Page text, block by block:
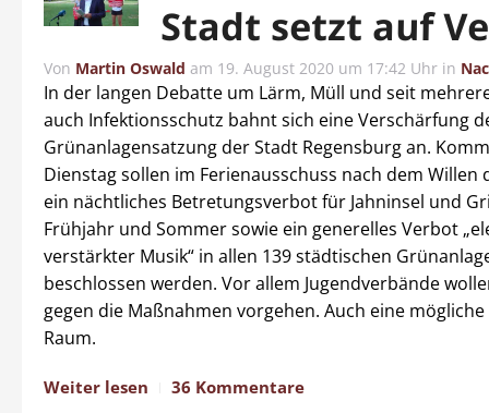
Stadt setzt auf
Von Martin Oswald am 19. August 2020 um 17:42 Uhr in
In der langen Debatte um Lärm, Müll und seit
auch Infektionsschutz bahnt sich eine Verschärfung
Grünanlagensatzung der Stadt Regensburg an.
Dienstag sollen im Ferienausschuss nach dem Willen
ein nächtliches Betretungsverbot für Jahninsel und
Frühjahr und Sommer sowie ein generelles Verbot
verstärkter Musik“ in allen 139 städtischen
beschlossen werden. Vor allem Jugendverbände
gegen die Maßnahmen vorgehen. Auch eine
Raum.
Weiter lesen 36 Kommentare